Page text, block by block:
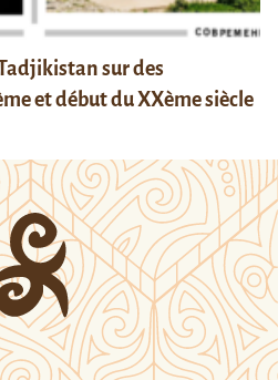
sur des
et début du XXème siècle